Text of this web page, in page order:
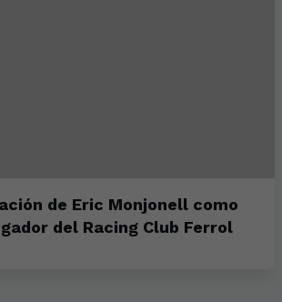
de Eric Monjonell como
del Racing Club Ferrol